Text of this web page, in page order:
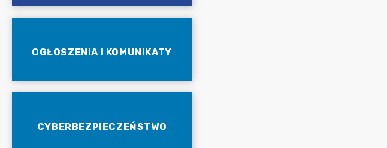
OGŁOSZENIA I KOMUNIKATY
CYBERBEZPIECZEŃSTWO